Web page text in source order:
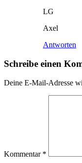
LG
Axel
Antworten
Schreibe einen
Deine E-Mail-Adresse
Kommentar *